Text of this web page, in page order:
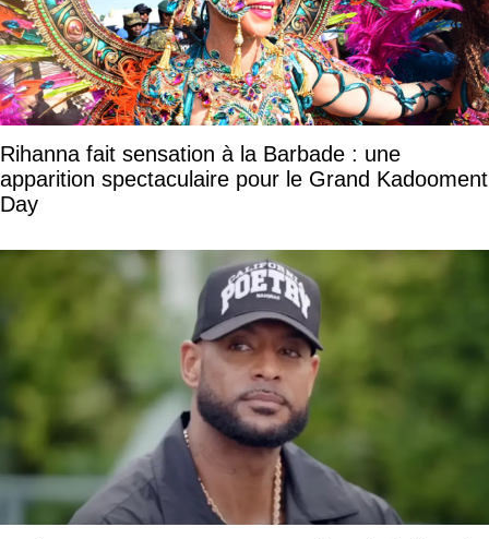
Rihanna fait sensation à la Barbade : une
apparition spectaculaire pour le Grand Kadooment
Day